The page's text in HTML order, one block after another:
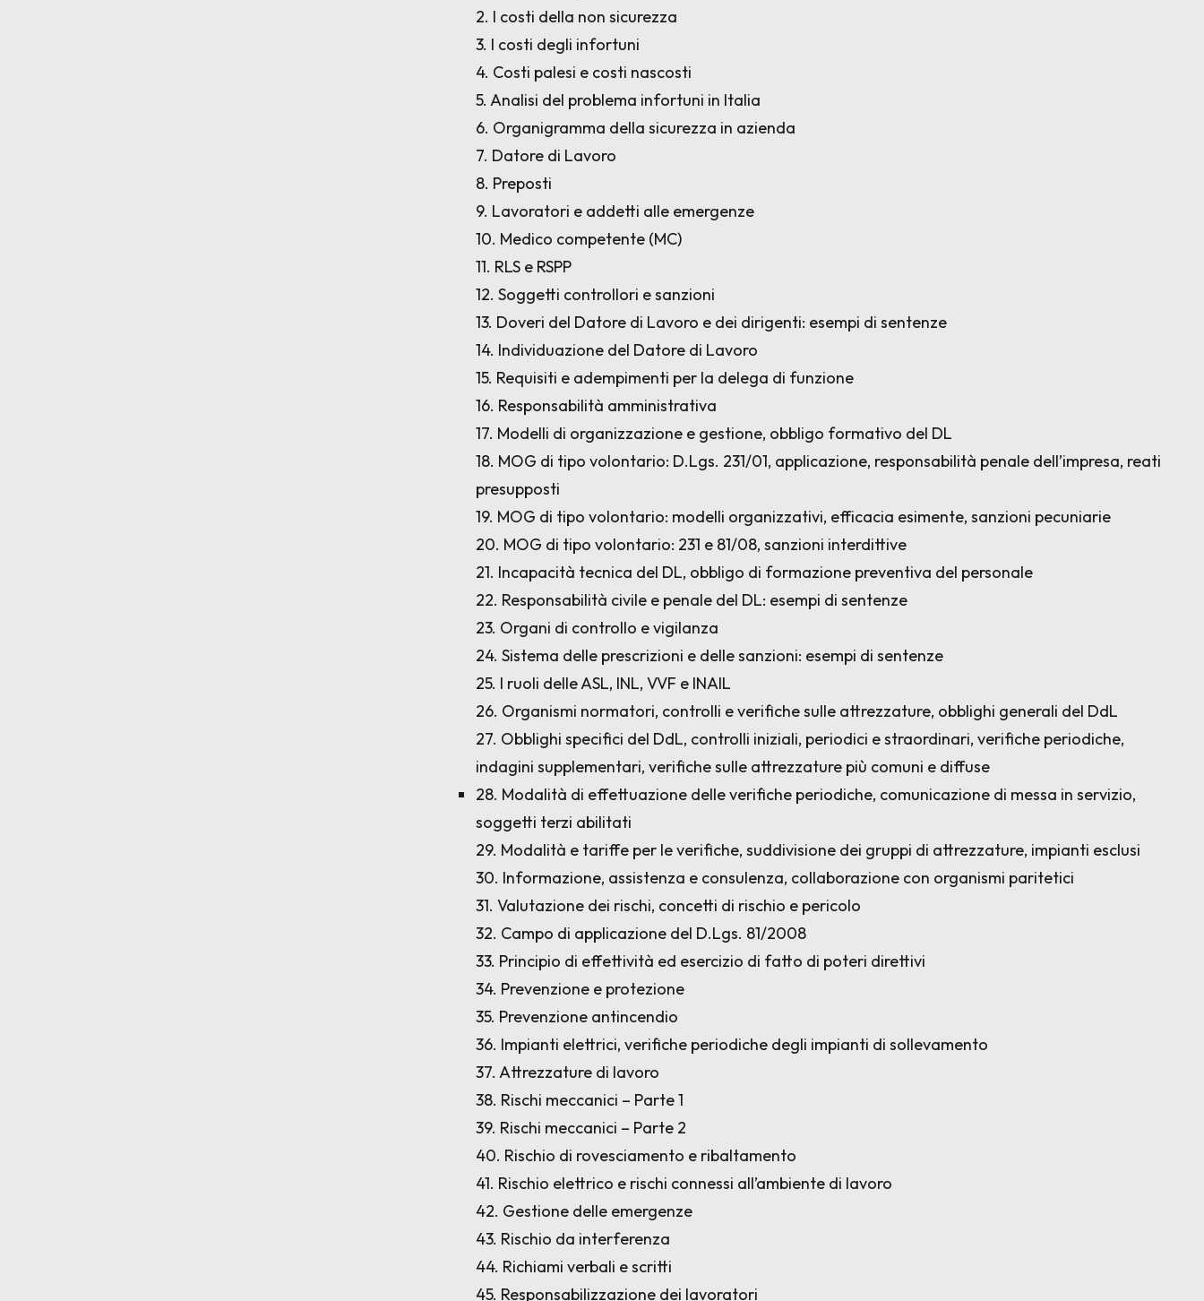
2. I costi della non sicurezza
3. I costi degli infortuni
4. Costi palesi e costi nascosti
5. Analisi del problema infortuni in Italia
6. Organigramma della sicurezza in azienda
7. Datore di Lavoro
8. Preposti
9. Lavoratori e addetti alle emergenze
10. Medico competente (MC)
11. RLS e RSPP
12. Soggetti controllori e sanzioni
13. Doveri del Datore di Lavoro e dei dirigenti: esempi di sentenze
14. Individuazione del Datore di Lavoro
15. Requisiti e adempimenti per la delega di funzione
16. Responsabilità amministrativa
17. Modelli di organizzazione e gestione, obbligo formativo del DL
18. MOG di tipo volontario: D.Lgs. 231/01, applicazione, responsabilità penale dell’impresa, reati
presupposti
19. MOG di tipo volontario: modelli organizzativi, efficacia esimente, sanzioni pecuniarie
20. MOG di tipo volontario: 231 e 81/08, sanzioni interdittive
21. Incapacità tecnica del DL, obbligo di formazione preventiva del personale
22. Responsabilità civile e penale del DL: esempi di sentenze
23. Organi di controllo e vigilanza
24. Sistema delle prescrizioni e delle sanzioni: esempi di sentenze
25. I ruoli delle ASL, INL, VVF e INAIL
26. Organismi normatori, controlli e verifiche sulle attrezzature, obblighi generali del DdL
27. Obblighi specifici del DdL, controlli iniziali, periodici e straordinari, verifiche periodiche,
indagini supplementari, verifiche sulle attrezzature più comuni e diffuse
28. Modalità di effettuazione delle verifiche periodiche, comunicazione di messa in servizio,
soggetti terzi abilitati
29. Modalità e tariffe per le verifiche, suddivisione dei gruppi di attrezzature, impianti esclusi
30. Informazione, assistenza e consulenza, collaborazione con organismi paritetici
31. Valutazione dei rischi, concetti di rischio e pericolo
32. Campo di applicazione del D.Lgs. 81/2008
33. Principio di effettività ed esercizio di fatto di poteri direttivi
34. Prevenzione e protezione
35. Prevenzione antincendio
36. Impianti elettrici, verifiche periodiche degli impianti di sollevamento
37. Attrezzature di lavoro
38. Rischi meccanici – Parte 1
39. Rischi meccanici – Parte 2
40. Rischio di rovesciamento e ribaltamento
41. Rischio elettrico e rischi connessi all’ambiente di lavoro
42. Gestione delle emergenze
43. Rischio da interferenza
44. Richiami verbali e scritti
45. Responsabilizzazione dei lavoratori